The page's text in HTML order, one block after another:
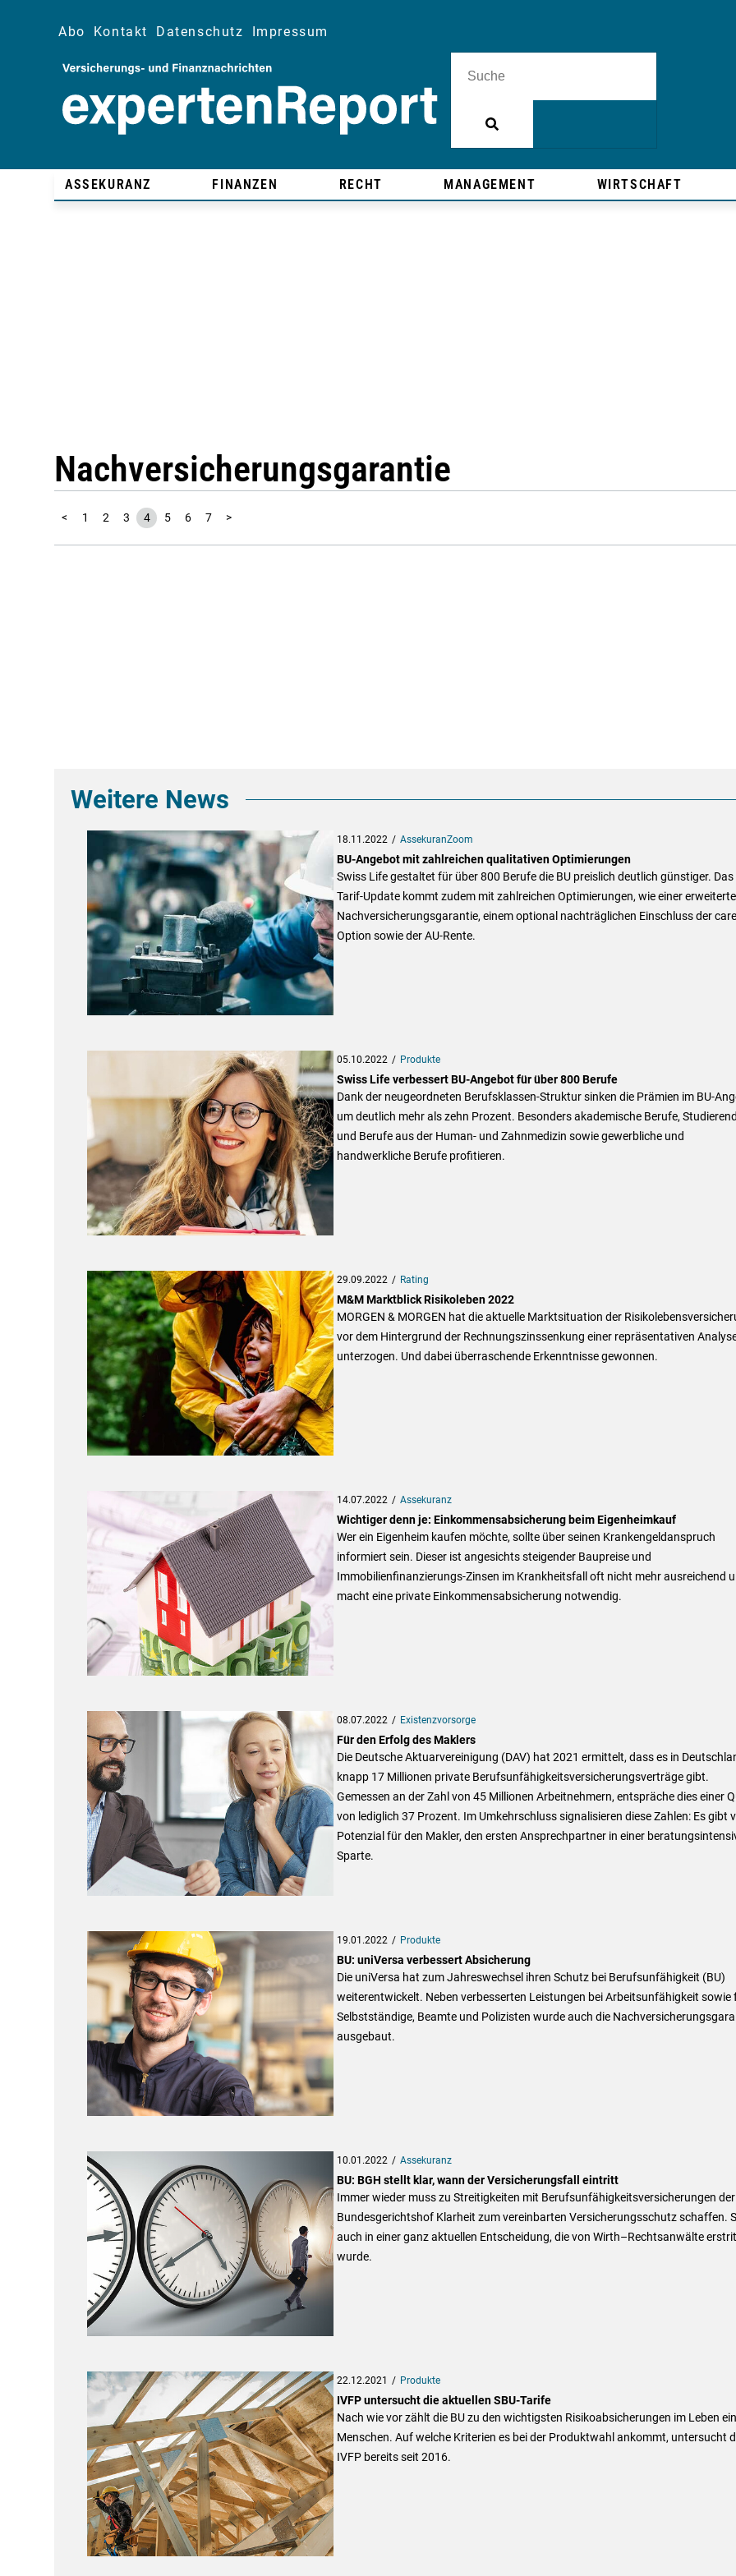
Abo Kontakt Datenschutz Impressum
ASSEKURANZ FINANZEN RECHT MANAGEMENT WIRTSCHAFT
Nachversicherungsgarantie
< 1 2 3 4 5 6 7 >
Weitere News
18.11.2022 AssekuranZoom
BU-Angebot mit zahlreichen qualitativen Optimierungen
Swiss Life gestaltet für über 800 Berufe die BU preislich deutlich günstiger. Das
Tarif-Update kommt zudem mit zahlreichen Optimierungen, wie einer
Nachversicherungsgarantie, einem optional nachträglichen Einschluss der
Option sowie der AU-Rente.
05.10.2022 Produkte
Swiss Life verbessert BU-Angebot für über 800 Berufe
Dank der neugeordneten Berufsklassen-Struktur sinken die Prämien im BU-
um deutlich mehr als zehn Prozent. Besonders akademische Berufe,
und Berufe aus der Human- und Zahnmedizin sowie gewerbliche und
handwerkliche Berufe profitieren.
29.09.2022 Rating
M&M Marktblick Risikoleben 2022
MORGEN & MORGEN hat die aktuelle Marktsituation der
vor dem Hintergrund der Rechnungszinssenkung einer repräsentativen
unterzogen. Und dabei überraschende Erkenntnisse gewonnen.
14.07.2022 Assekuranz
Wichtiger denn je: Einkommensabsicherung beim Eigenheimkauf
Wer ein Eigenheim kaufen möchte, sollte über seinen Krankengeldanspruch
informiert sein. Dieser ist angesichts steigender Baupreise und
Immobilienfinanzierungs-Zinsen im Krankheitsfall oft nicht mehr ausreichend
macht eine private Einkommensabsicherung notwendig.
08.07.2022 Existenzvorsorge
Für den Erfolg des Maklers
Die Deutsche Aktuarvereinigung (DAV) hat 2021 ermittelt, dass es in
knapp 17 Millionen private Berufsunfähigkeitsversicherungsverträge gibt.
Gemessen an der Zahl von 45 Millionen Arbeitnehmern, entspräche dies einer
von lediglich 37 Prozent. Im Umkehrschluss signalisieren diese Zahlen: Es gibt
Potenzial für den Makler, den ersten Ansprechpartner in einer
Sparte.
19.01.2022 Produkte
BU: uniVersa verbessert Absicherung
Die uniVersa hat zum Jahreswechsel ihren Schutz bei Berufsunfähigkeit (BU)
weiterentwickelt. Neben verbesserten Leistungen bei Arbeitsunfähigkeit sowie
Selbstständige, Beamte und Polizisten wurde auch die
ausgebaut.
10.01.2022 Assekuranz
BU: BGH stellt klar, wann der Versicherungsfall eintritt
Immer wieder muss zu Streitigkeiten mit Berufsunfähigkeitsversicherungen der
Bundesgerichtshof Klarheit zum vereinbarten Versicherungsschutz schaffen.
auch in einer ganz aktuellen Entscheidung, die von Wirth–Rechtsanwälte
wurde.
22.12.2021 Produkte
IVFP untersucht die aktuellen SBU-Tarife
Nach wie vor zählt die BU zu den wichtigsten Risikoabsicherungen im Leben
Menschen. Auf welche Kriterien es bei der Produktwahl ankommt, untersucht
IVFP bereits seit 2016.